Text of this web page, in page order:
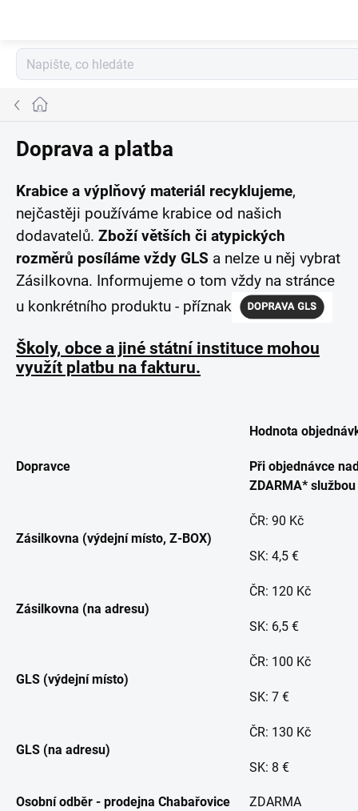
Domů
Doprava a platba
Krabice a výplňový materiál recyklujeme,
nejčastěji používáme krabice od našich
dodavatelů. Zboží větších či atypických
rozměrů posíláme vždy GLS a nelze u něj vybrat
Zásilkovna. Informujeme o tom vždy na stránce
u konkrétního produktu - příznak
Školy, obce a jiné státní instituce mohou
využít platbu na fakturu.
Dopravce
Hodnota
Při objednávce
ZDARMA* službou
Zásilkovna (výdejní místo, Z-BOX)
ČR: 90 Kč
SK: 4,5 €
Zásilkovna (na adresu)
ČR: 120 Kč
SK: 6,5 €
GLS (výdejní místo)
ČR: 100 Kč
SK: 7 €
GLS (na adresu)
ČR: 130 Kč
SK: 8 €
Osobní odběr - prodejna Chabařovice ZDARMA